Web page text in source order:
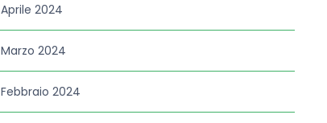
Aprile 2024
Marzo 2024
Febbraio 2024